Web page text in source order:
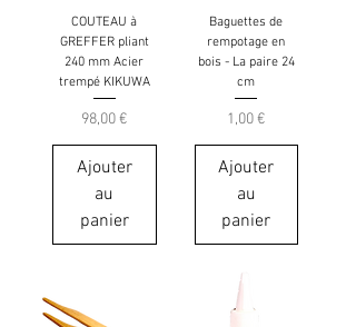
COUTEAU à
GREFFER pliant
240 mm Acier
trempé KIKUWA
Prix
98,00 €
Ajouter
au
panier
Baguettes de
rempotage en
bois - La paire 24
cm
Prix
1,00 €
Ajouter
au
panier